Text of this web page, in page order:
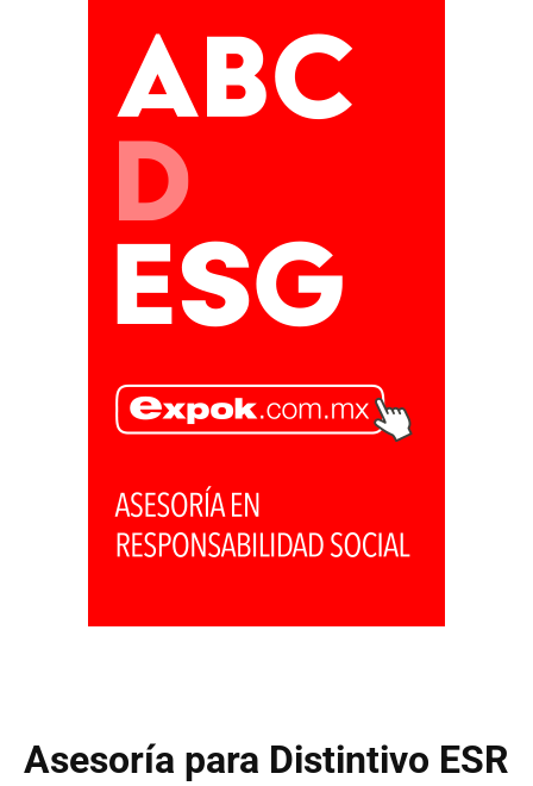
Asesoría para Distintivo ESR